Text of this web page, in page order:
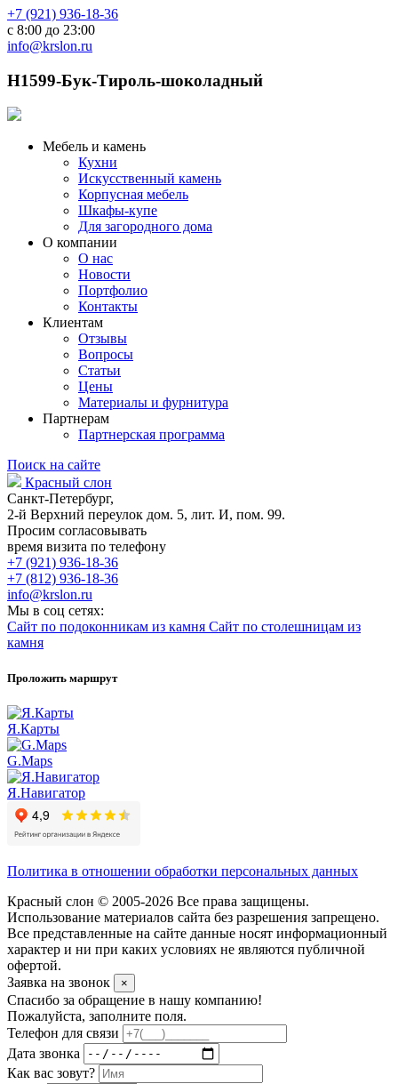
+7 (921) 936-18-36
с 8:00 до 23:00
info@krslon.ru
H1599-Бук-Тироль-шоколадный
Мебель и камень
Кухни
Искусственный камень
Корпусная мебель
Шкафы-купе
Для загородного дома
О компании
О нас
Новости
Портфолио
Контакты
Клиентам
Отзывы
Вопросы
Статьи
Цены
Материалы и фурнитура
Партнерам
Партнерская программа
Поиск на сайте
Красный слон
Санкт-Петербург,
2-й Верхний переулок дом. 5, лит. И, пом. 99.
Просим согласовывать
время визита по телефону
+7 (921) 936-18-36
+7 (812) 936-18-36
info@krslon.ru
Мы в соц сетях:
Сайт по подоконникам из камня Сайт по столешницам из
камня
Проложить маршрут
Я.Карты
G.Maps
Я.Навигатор
Политика в отношении обработки персональных данных
Красный слон © 2005-2026 Все права защищены.
Использование материалов сайта без разрешения запрещено.
Все представленные на сайте данные носят информационный
характер и ни при каких условиях не являются публичной
офертой.
Заявка на звонок
×
Спасибо за обращение в нашу компанию!
Пожалуйста, заполните поля.
Телефон для связи
Дата звонка
Как вас зовут?